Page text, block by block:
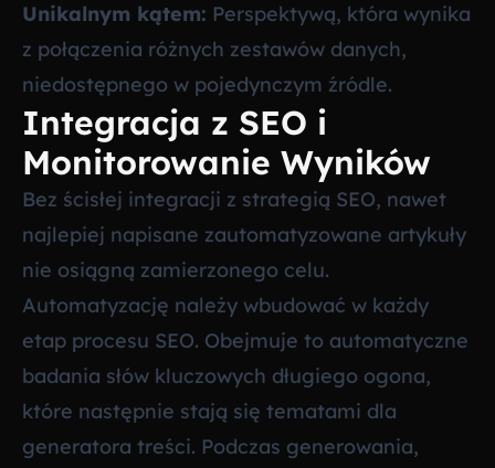
Unikalnym kątem: Perspektywą, która wynika
z połączenia różnych zestawów danych,
niedostępnego w pojedynczym źródle.
Integracja z SEO i
Monitorowanie Wyników
Bez ścisłej integracji z strategią SEO, nawet
najlepiej napisane zautomatyzowane artykuły
nie osiągną zamierzonego celu.
Automatyzację należy wbudować w każdy
etap procesu SEO. Obejmuje to automatyczne
badania słów kluczowych długiego ogona,
które następnie stają się tematami dla
generatora treści. Podczas generowania,